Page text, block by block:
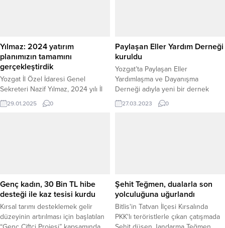
Yılmaz: 2024 yatırım
planımızın tamamını
gerçekleştirdik
Yozgat İl Özel İdaresi Genel
Sekreteri Nazif Yılmaz, 2024 yılı İl
Genel Meclisi üyelerinin planlayıp
Vali Mehmet Ali Özkan’ın onayladığı
çalışmalarını da gazetemize
değerlendiren Yılmaz, ...
29.01.2025 0
Paylaşan Eller Yardım Derneği
kuruldu
Yozgat’ta Paylaşan Eller
Yardımlaşma ve Dayanışma
Derneği adıyla yeni bir dernek
kuruldu.
27.03.2023 0
Genç kadın, 30 Bin TL hibe
desteği ile kaz tesisi kurdu
Kırsal tarımı desteklemek gelir
düzeyinin artırılması için başlatılan
Şehit Teğmen, dualarla son
yolculuğuna uğurlandı
Bitlis'in Tatvan İlçesi Kırsalında
PKK'lı teröristlerle çıkan çatışmada